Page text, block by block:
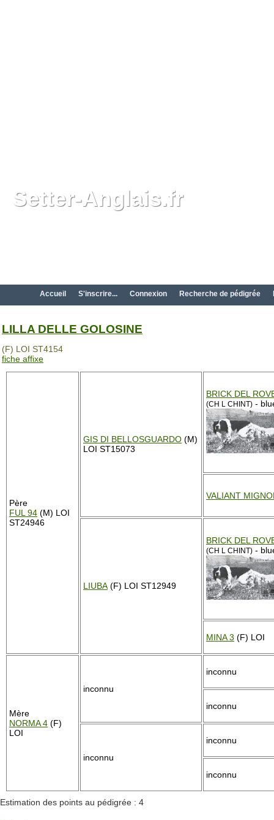
Setter-Anglais.fr
Accueil S'inscrire... Connexion Recherche de pédigrée
LILLA DELLE GOLOSINE
(F) LOI ST4154
fiche affixe
Père
FUL 94 (M) LOI
ST24946
GIS DI BELLOSGUARDO (M)
LOI ST15073
BRICK DEL
(CH L CHINT) -
VALIANT
LIUBA (F) LOI ST12949
BRICK DEL
(CH L CHINT) -
MINA 3 (F) LOI
Mère
NORMA 4 (F)
LOI
inconnu
inconnu
inconnu
inconnu
inconnu
inconnu
Estimation des points au pédigrée : 4